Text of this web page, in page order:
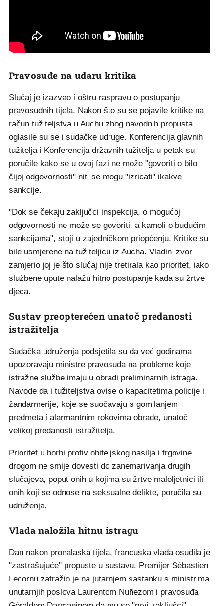
Pravosuđe na udaru kritika
Slučaj je izazvao i oštru raspravu o postupanju
pravosudnih tijela. Nakon što su se pojavile kritike na
račun tužiteljstva u Auchu zbog navodnih propusta,
oglasile su se i sudačke udruge. Konferencija glavnih
tužitelja i Konferencija državnih tužitelja u petak su
poručile kako se u ovoj fazi ne može "govoriti o bilo
čijoj odgovornosti" niti se mogu "izricati" ikakve
sankcije.
"Dok se čekaju zaključci inspekcija, o mogućoj
odgovornosti ne može se govoriti, a kamoli o budućim
sankcijama", stoji u zajedničkom priopćenju. Kritike su
bile usmjerene na tužiteljicu iz Aucha. Vladin izvor
zamjerio joj je što slučaj nije tretirala kao prioritet, iako
službene upute nalažu hitno postupanje kada su žrtve
djeca.
Sustav preopterećen unatoč predanosti
istražitelja
Sudačka udruženja podsjetila su da već godinama
upozoravaju ministre pravosuđa na probleme koje
istražne službe imaju u obradi preliminarnih istraga.
Navode da i tužiteljstva ovise o kapacitetima policije i
žandarmerije, koje se suočavaju s gomilanjem
predmeta i alarmantnim rokovima obrade, unatoč
velikoj predanosti istražitelja.
Prioritet u borbi protiv obiteljskog nasilja i trgovine
drogom ne smije dovesti do zanemarivanja drugih
slučajeva, poput onih u kojima su žrtve maloljetnici ili
onih koji se odnose na seksualne delikte, poručila su
udruženja.
Vlada naložila hitnu istragu
Dan nakon pronalaska tijela, francuska vlada osudila je
"zastrašujuće" propuste u sustavu. Premijer Sébastien
Lecornu zatražio je na jutarnjem sastanku s ministrima
unutarnjih poslova Laurentom Nuñezom i pravosuđa